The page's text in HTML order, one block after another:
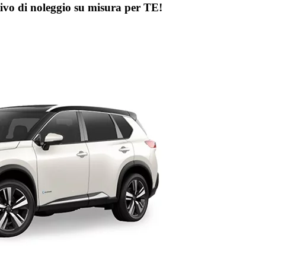
di noleggio su misura per TE!